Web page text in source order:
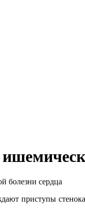
болезни сердца
приступы